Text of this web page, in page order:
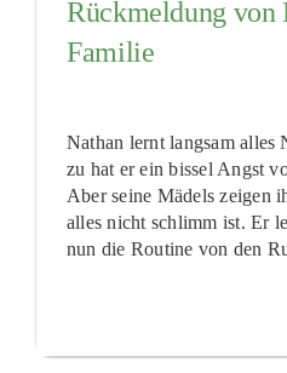
Rückmeldung von
Familie
Nathan lernt langsam alles
zu hat er ein bissel Angst
Aber seine Mädels zeigen
alles nicht schlimm ist. Er
nun die Routine von den